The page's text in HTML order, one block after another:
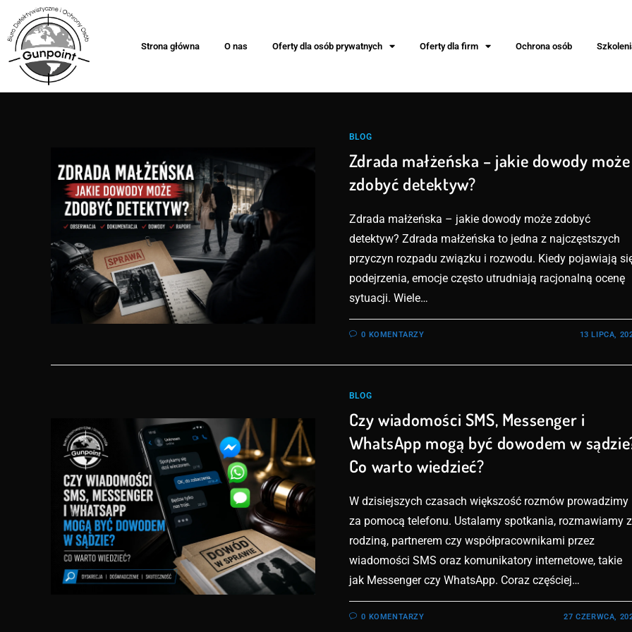
Strona główna O nas Oferty dla osób prywatnych Oferty dla firm Ochrona osób
BLOG
Zdrada małżeńska – jakie dowody może
zdobyć detektyw?
Zdrada małżeńska – jakie dowody może zdobyć
detektyw? Zdrada małżeńska to jedna z najczęstszych
przyczyn rozpadu związku i rozwodu. Kiedy pojawiają
podejrzenia, emocje często utrudniają racjonalną ocenę
sytuacji. Wiele…
0 KOMENTARZY 13 LIPCA,
BLOG
Czy wiadomości SMS, Messenger i
WhatsApp mogą być dowodem w
Co warto wiedzieć?
W dzisiejszych czasach większość rozmów prowadzimy
za pomocą telefonu. Ustalamy spotkania, rozmawiamy z
rodziną, partnerem czy współpracownikami przez
wiadomości SMS oraz komunikatory internetowe, takie
jak Messenger czy WhatsApp. Coraz częściej…
0 KOMENTARZY 27 CZERWCA,